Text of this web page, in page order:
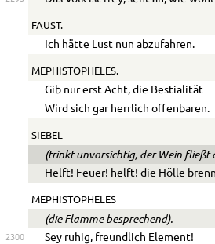
FAUST.
Ich hätte Lust nun abzufahren.
MEPHISTOPHELES.
Gib nur erst Acht, die Bestialität
Wird sich gar herrlich offenbaren.
SIEBEL
(trinkt unvorsichtig, der Wein fließt
Helft! Feuer! helft! die Hölle
MEPHISTOPHELES
(die Flamme besprechend).
2300 Sey ruhig, freundlich Element!